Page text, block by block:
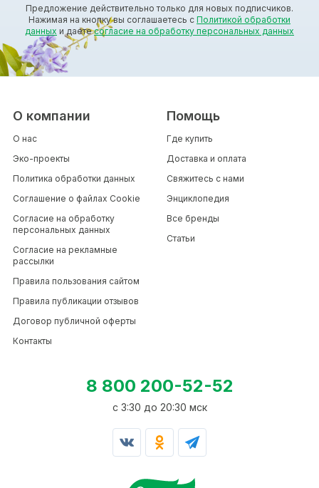
Предложение действительно только для новых подписчиков.
Нажимая на кнопку вы соглашаетесь с Политикой обработки
данных и даетесогласие на обработку персональных данных
О компании
О нас
Эко-проекты
Политика обработки данных
Соглашение о файлах Cookie
Согласие на обработку
персональных данных
Согласие на рекламные
рассылки
Правила пользования сайтом
Правила публикации отзывов
Договор публичной оферты
Контакты
Помощь
Где купить
Доставка и оплата
Свяжитесь с нами
Энциклопедия
Все бренды
Статьи
8 800 200-52-52
c 3:30 до 20:30 мск